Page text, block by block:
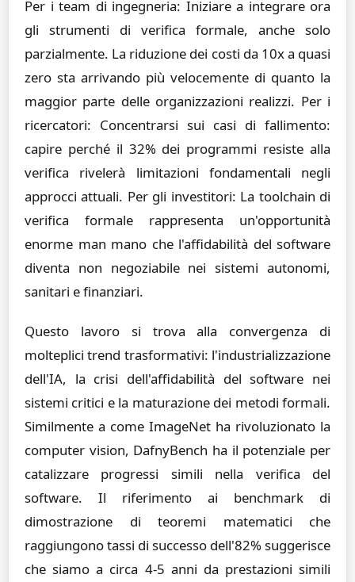
Per i team di ingegneria: Iniziare a integrare ora
gli strumenti di verifica formale, anche solo
parzialmente. La riduzione dei costi da 10x a quasi
zero sta arrivando più velocemente di quanto la
maggior parte delle organizzazioni realizzi. Per i
ricercatori: Concentrarsi sui casi di fallimento:
capire perché il 32% dei programmi resiste alla
verifica rivelerà limitazioni fondamentali negli
approcci attuali. Per gli investitori: La toolchain di
verifica formale rappresenta un'opportunità
enorme man mano che l'affidabilità del software
diventa non negoziabile nei sistemi autonomi,
sanitari e finanziari.
Questo lavoro si trova alla convergenza di
molteplici trend trasformativi: l'industrializzazione
dell'IA, la crisi dell'affidabilità del software nei
sistemi critici e la maturazione dei metodi formali.
Similmente a come ImageNet ha rivoluzionato la
computer vision, DafnyBench ha il potenziale per
catalizzare progressi simili nella verifica del
software. Il riferimento ai benchmark di
dimostrazione di teoremi matematici che
raggiungono tassi di successo dell'82% suggerisce
che siamo a circa 4-5 anni da prestazioni simili